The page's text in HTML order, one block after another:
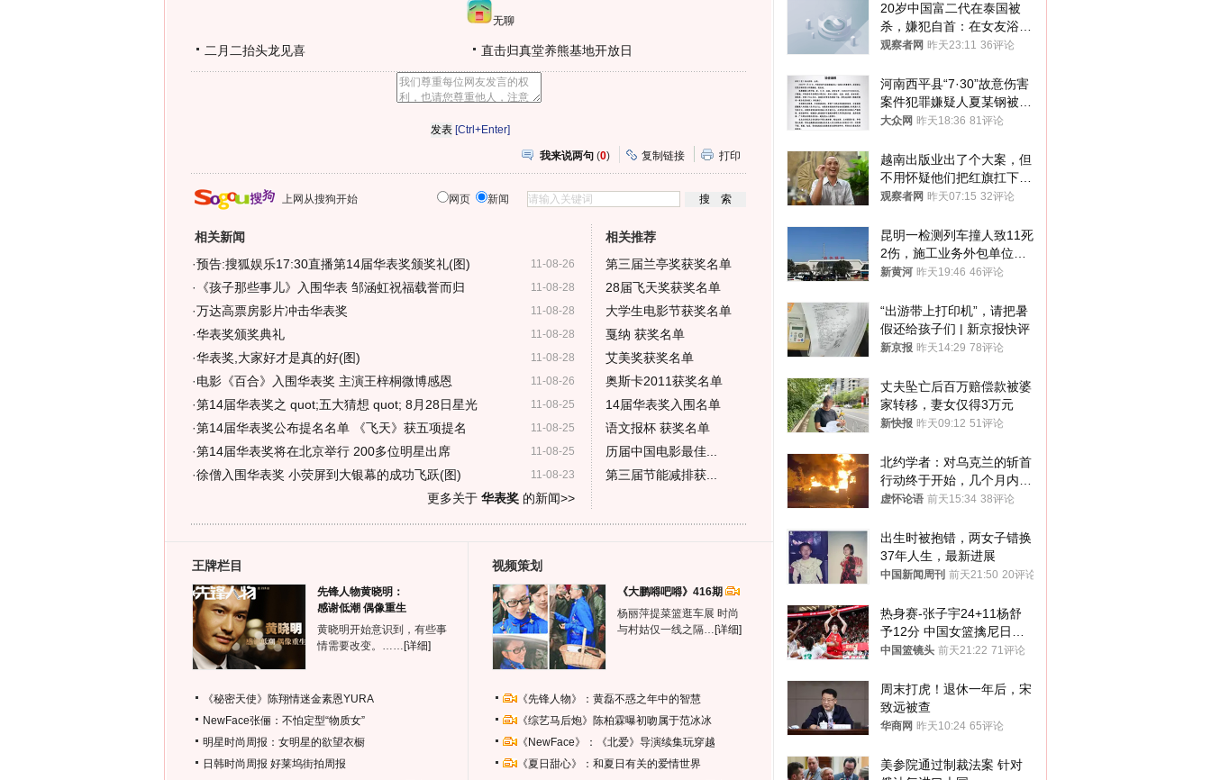
无聊
二月二抬头龙见喜 直击归真堂养熊基地开放日
[Ctrl+Enter]
我来说两句 (0) 复制链接 打印
上网从搜狗开始 网页 新闻
相关新闻
11-08-26
·预告:搜狐娱乐17:30直播第14届华表奖颁奖礼(图)
11-08-28
· 《孩子那些事儿》入围华表 邹涵虹祝福载誉而归
11-08-28
·万达高票房影片冲击华表奖
11-08-28
·华表奖颁奖典礼
11-08-28
·华表奖,大家好才是真的好(图)
11-08-26
·电影《百合》入围华表奖 主演王梓桐微博感恩
11-08-25
·第14届华表奖之 quot;五大猜想 quot; 8月28日星光
11-08-25
·第14届华表奖公布提名名单 《飞天》获五项提名
11-08-25
·第14届华表奖将在北京举行 200多位明星出席
11-08-23
·徐僧入围华表奖 小荧屏到大银幕的成功飞跃(图)
更多关于 华表奖的新闻>>
相关推荐
第三届兰亭奖获奖名单
28届飞天奖获奖名单
大学生电影节获奖名单
戛纳 获奖名单
艾美奖获奖名单
奥斯卡2011获奖名单
14届华表奖入围名单
语文报杯 获奖名单
历届中国电影最佳...
第三届节能减排获...
王牌栏目
先锋人物黄晓明：
感谢低潮 偶像重生
黄晓明开始意识到，有些事
情需要改变。…… [详细]
《秘密天使》陈翔情迷金素恩YURA
NewFace张俪：不怕定型“物质女”
明星时尚周报：女明星的欲望衣橱
日韩时尚周报 好莱坞街拍周报
视频策划
《大鹏嘚吧嘚》416期
杨丽萍提菜篮逛车展 时尚
与村姑仅一线之隔… [详细]
《先锋人物》：黄磊不惑之年中的智慧
《综艺马后炮》陈柏霖曝初吻属于范冰冰
《NewFace》：《北爱》导演续集玩穿越
《夏日甜心》：和夏日有关的爱情世界
20岁中国富二代在泰国被
杀，嫌犯自首：在女友浴室
看到他
观察者网 昨天23:11 36评论
河南西平县“7·30”故意伤害
案件犯罪嫌疑人夏某钢被抓
获
大众网 昨天18:36 81评论
越南出版业出了个大案，但
不用怀疑他们把红旗扛下去
的决心
观察者网 昨天07:15 32评论
昆明一检测列车撞人致11死
2伤，施工业务外包单位被
罚1.5万元，国铁昆明局被
新黄河 昨天19:46 46评论
“出游带上打印机”，请把暑
假还给孩子们 | 新京报快评
新京报 昨天14:29 78评论
丈夫坠亡后百万赔偿款被婆
家转移，妻女仅得3万元
新快报 昨天09:12 51评论
北约学者：对乌克兰的斩首
行动终于开始，几个月内乌
将投降
虚怀论语 前天15:34 38评论
出生时被抱错，两女子错换
37年人生，最新进展
中国新闻周刊 前天21:50 20评论
热身赛-张子宇24+11杨舒
予12分 中国女篮擒尼日利
亚
中国篮镜头 前天21:22 71评论
周末打虎！退休一年后，宋
致远被查
华商网 昨天10:24 65评论
美参院通过制裁法案 针对